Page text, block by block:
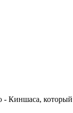
Киншаса, который